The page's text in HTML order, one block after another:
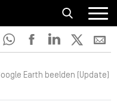
Earth beelden (Update)